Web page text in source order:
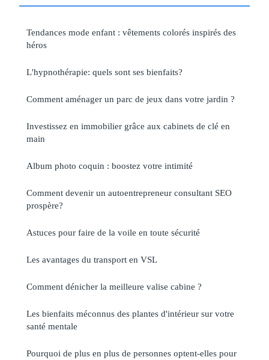
Tendances mode enfant : vêtements colorés inspirés des
héros
L'hypnothérapie: quels sont ses bienfaits?
Comment aménager un parc de jeux dans votre jardin ?
Investissez en immobilier grâce aux cabinets de clé en
main
Album photo coquin : boostez votre intimité
Comment devenir un autoentrepreneur consultant SEO
prospère?
Astuces pour faire de la voile en toute sécurité
Les avantages du transport en VSL
Comment dénicher la meilleure valise cabine ?
Les bienfaits méconnus des plantes d'intérieur sur votre
santé mentale
Pourquoi de plus en plus de personnes optent-elles pour